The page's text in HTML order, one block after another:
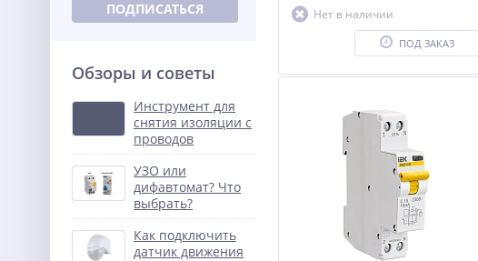
ПОДПИСАТЬСЯ
Обзоры и советы
Инструмент для
снятия изоляции с
проводов
УЗО или
дифавтомат? Что
выбрать?
Как подключить
датчик движения
Нет в наличии
ПОД ЗАКАЗ